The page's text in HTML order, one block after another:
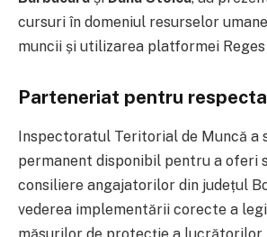
cursuri în domeniul resurselor
muncii și utilizarea platformei Reges
Parteneriat pentru
Inspectoratul Teritorial de Muncă a
permanent disponibil pentru a oferi
consiliere angajatorilor din județul
vederea implementării corecte a